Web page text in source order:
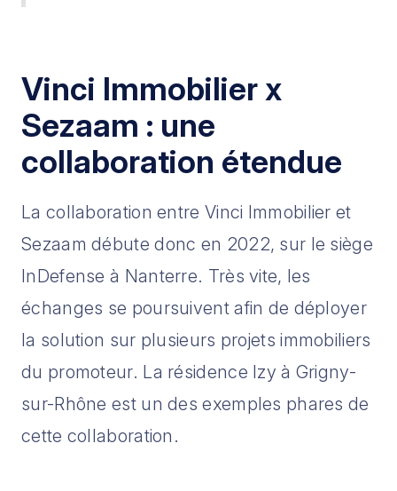
Vinci Immobilier x
Sezaam : une
collaboration étendue
La collaboration entre Vinci Immobilier et
Sezaam débute donc en 2022, sur le siège
InDefense à Nanterre. Très vite, les
échanges se poursuivent afin de déployer
la solution sur plusieurs projets immobiliers
du promoteur. La résidence Izy à Grigny-
sur-Rhône est un des exemples phares de
cette collaboration.